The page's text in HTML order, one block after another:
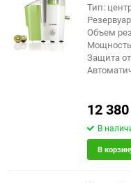
Тип:
Объем
Защита
12 380
В
В